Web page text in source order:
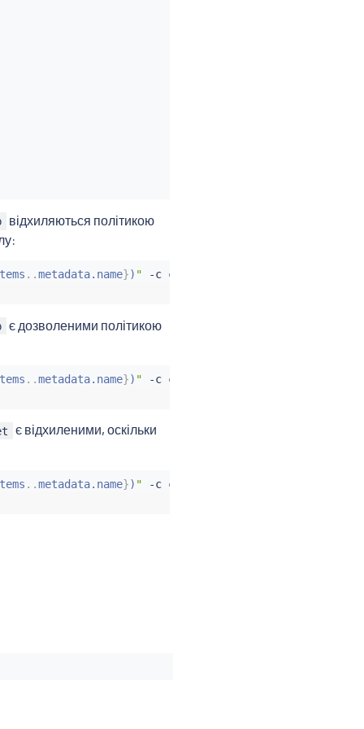
відхиляються політикою
..metadata.name}) " -c curl
є дозволеними політикою
..metadata.name}) " -c curl
є відхиленими, оскільки
..metadata.name}) " -c curl